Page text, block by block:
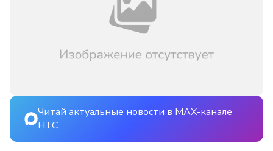
Читай актуальные новости в MAX-канале
НТС